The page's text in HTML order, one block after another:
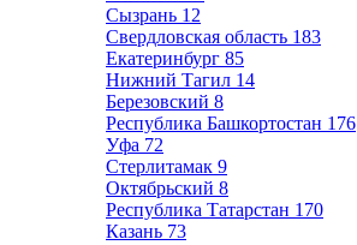
Сызрань 12
Свердловская область 183
Екатеринбург 85
Нижний Тагил 14
Березовский 8
Республика Башкортостан 176
Уфа 72
Стерлитамак 9
Октябрьский 8
Республика Татарстан 170
Казань 73